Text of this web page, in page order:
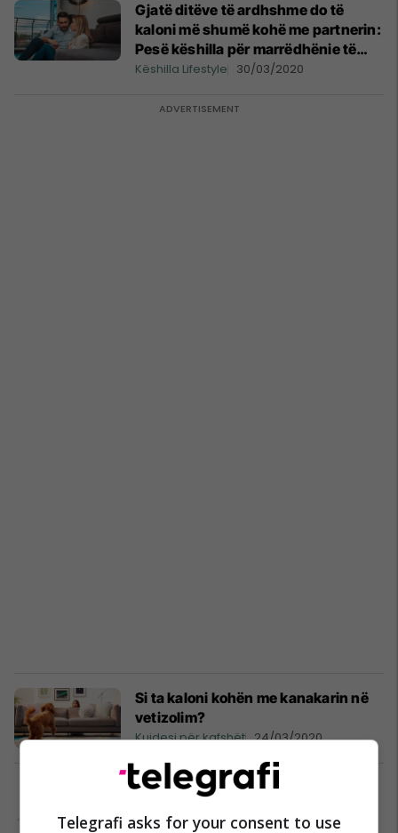
Gjatë ditëve të ardhshme do të
kaloni më shumë kohë me partnerin:
Pesë këshilla për marrëdhënie të
mirë
Këshilla Lifestyle 30/03/2020
Si ta kaloni kohën me kanakarin në
vetizolim?
Kujdesi për kafshët 24/03/2020
Tematika e Shqipërisë për Bienalen
Vetizolimi në shtëpi!
Telegrafi asks for your consent to use